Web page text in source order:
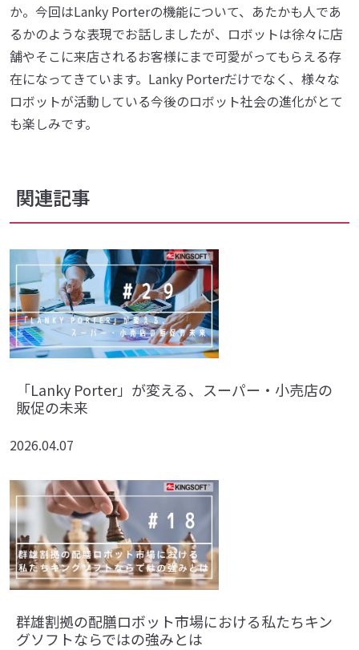
か。今回はLanky Porterの機能について、あたかも人であ
るかのような表現でお話しましたが、ロボットは徐々に店
舗やそこに来店されるお客様にまで可愛がってもらえる存
在になってきています。Lanky Porterだけでなく、様々な
ロボットが活動している今後のロボット社会の進化がとて
も楽しみです。
関連記事
「Lanky Porter」が変える、スーパー・小売店の
販促の未来
2026.04.07
群雄割拠の配膳ロボット市場における私たちキン
グソフトならではの強みとは